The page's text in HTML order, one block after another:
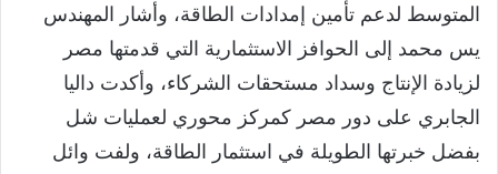
المتوسط لدعم تأمين إمدادات الطاقة، وأشار المهندس
يس محمد إلى الحوافز الاستثمارية التي قدمتها مصر
لزيادة الإنتاج وسداد مستحقات الشركاء، وأكدت داليا
الجابري على دور مصر كمركز محوري لعمليات شل
بفضل خبرتها الطويلة في استثمار الطاقة، ولفت وائل